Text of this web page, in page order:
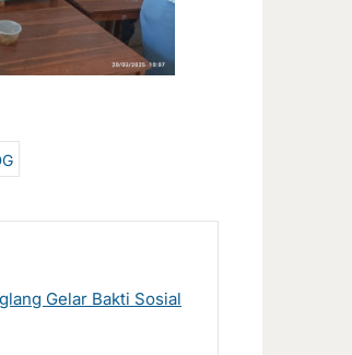
Gelar Bakti Sosial